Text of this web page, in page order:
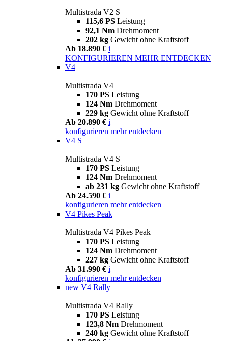
Multistrada V2 S
115,6 PS Leistung
92,1 Nm Drehmoment
202 kg Gewicht ohne Kraftstoff
Ab 18.890 € i
KONFIGURIEREN MEHR ENTDECKEN
V4
Multistrada V4
170 PS Leistung
124 Nm Drehmoment
229 kg Gewicht ohne Kraftstoff
Ab 20.890 € i
konfigurieren mehr entdecken
V4 S
Multistrada V4 S
170 PS Leistung
124 Nm Drehmoment
ab 231 kg Gewicht ohne Kraftstoff
Ab 24.590 € i
konfigurieren mehr entdecken
V4 Pikes Peak
Multistrada V4 Pikes Peak
170 PS Leistung
124 Nm Drehmoment
227 kg Gewicht ohne Kraftstoff
Ab 31.990 € i
konfigurieren mehr entdecken
new V4 Rally
Multistrada V4 Rally
170 PS Leistung
123,8 Nm Drehmoment
240 kg Gewicht ohne Kraftstoff